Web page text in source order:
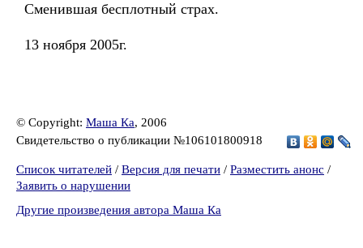
Сменившая бесплотный страх.
13 ноября 2005г.
© Copyright: Маша Ка, 2006
Свидетельство о публикации №106101800918
Список читателей / Версия для печати / Разместить анонс /
Заявить о нарушении
Другие произведения автора Маша Ка